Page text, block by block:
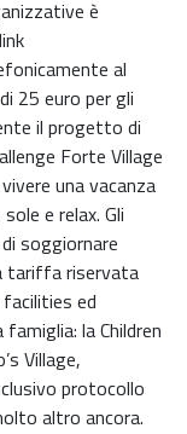
è
al
25 euro per gli
il progetto di
Forte Village
una vacanza
e relax. Gli
soggiornare
tariffa riservata
ed
la Children
Village,
protocollo
altro ancora.